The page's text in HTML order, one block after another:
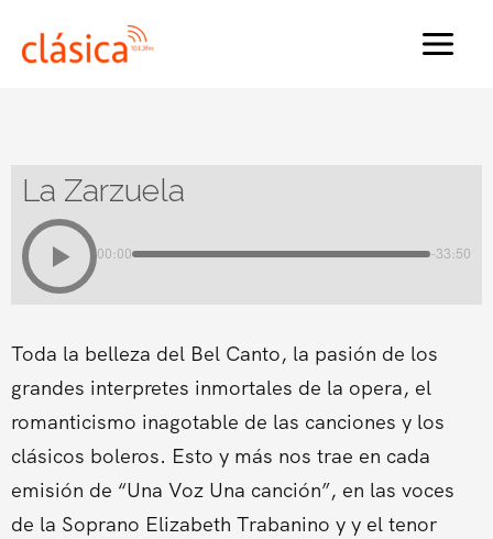
La Zarzuela
00:00 -33:50
Toda la belleza del Bel Canto, la pasión de los
grandes interpretes inmortales de la opera, el
romanticismo inagotable de las canciones y los
clásicos boleros. Esto y más nos trae en cada
emisión de “Una Voz Una canción”, en las voces
de la Soprano Elizabeth Trabanino y y el tenor